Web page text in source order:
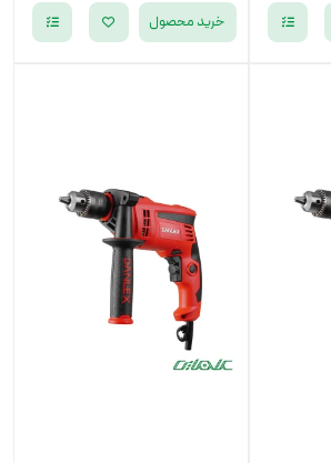
خرید محصول